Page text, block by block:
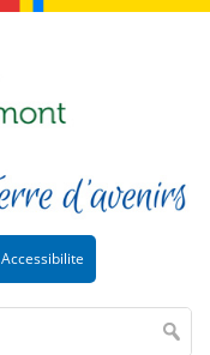
Accessibilite